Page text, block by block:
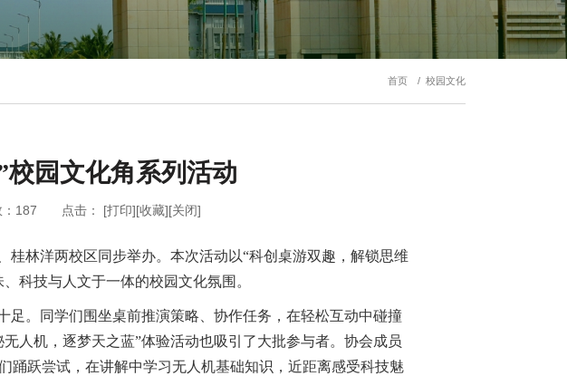
首页 校园文化
园文化角系列活动
187 点击： [打印][收藏][关闭]
桂林洋两校区同步举办。本次活动以“科创桌游双趣，解锁思维
科技与人文于一体的校园文化氛围。
足。同学们围坐桌前推演策略、协作任务，在轻松互动中碰撞
人机，逐梦天之蓝”体验活动也吸引了大批参与者。协会成员
踊跃尝试，在讲解中学习无人机基础知识，近距离感受科技魅